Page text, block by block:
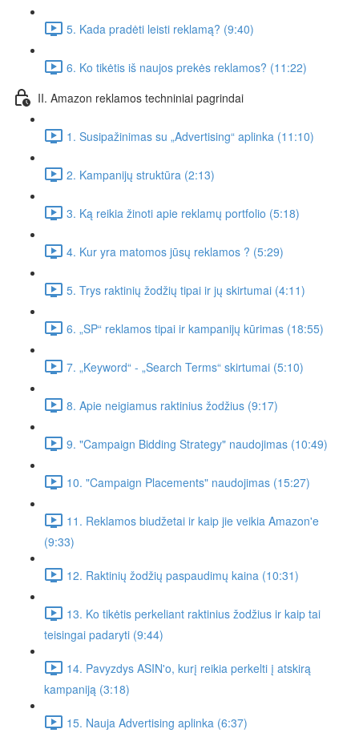
5. Kada pradėti leisti reklamą? (9:40)
6. Ko tikėtis iš naujos prekės reklamos? (11:22)
II. Amazon reklamos techniniai pagrindai
1. Susipažinimas su „Advertising“ aplinka (11:10)
2. Kampanijų struktūra (2:13)
3. Ką reikia žinoti apie reklamų portfolio (5:18)
4. Kur yra matomos jūsų reklamos ? (5:29)
5. Trys raktinių žodžių tipai ir jų skirtumai (4:11)
6. „SP“ reklamos tipai ir kampanijų kūrimas (18:55)
7. „Keyword“ - „Search Terms“ skirtumai (5:10)
8. Apie neigiamus raktinius žodžius (9:17)
9. "Campaign Bidding Strategy" naudojimas (10:49)
10. "Campaign Placements" naudojimas (15:27)
11. Reklamos biudžetai ir kaip jie veikia Amazon'e
(9:33)
12. Raktinių žodžių paspaudimų kaina (10:31)
13. Ko tikėtis perkeliant raktinius žodžius ir kaip tai
teisingai padaryti (9:44)
14. Pavyzdys ASIN'o, kurį reikia perkelti į atskirą
kampaniją (3:18)
15. Nauja Advertising aplinka (6:37)